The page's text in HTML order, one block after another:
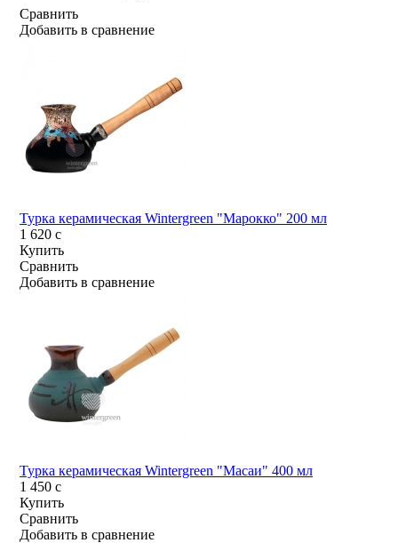
Сравнить
Добавить в сравнение
Турка керамическая Wintergreen "Марокко" 200 мл
1 620c
Купить
Сравнить
Добавить в сравнение
Турка керамическая Wintergreen "Масаи" 400 мл
1 450c
Купить
Сравнить
Добавить в сравнение